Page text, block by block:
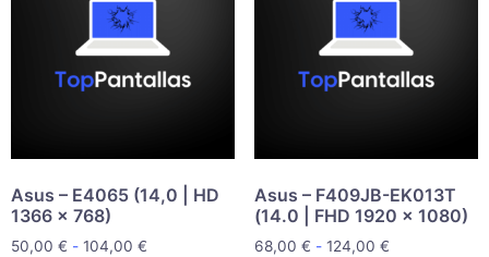
Asus – E4065 (14,0 | HD
1366 x 768)
50,00 € - 104,00 €
Asus – F409JB-EK013T
(14.0 | FHD 1920 x 1080)
68,00 € - 124,00 €